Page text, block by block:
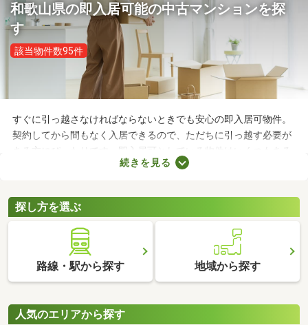
和歌山県の即入居可能の中古マンションを探
す
該当物件数95件
すぐに引っ越さなければならないときでも安心の即入居可物件。
契約してから間もなく入居できるので、ただちに引っ越す必要が
ある方にぴったりです。即入居可としている物件はいくつもある
ので、間取りや購入費用、設備をチェックしたうえで決めましょ
可の中古マンションを紹介します。
続きを見る
探し方を選ぶ
路線・駅から探す 地域から探す
人気のエリアから探す